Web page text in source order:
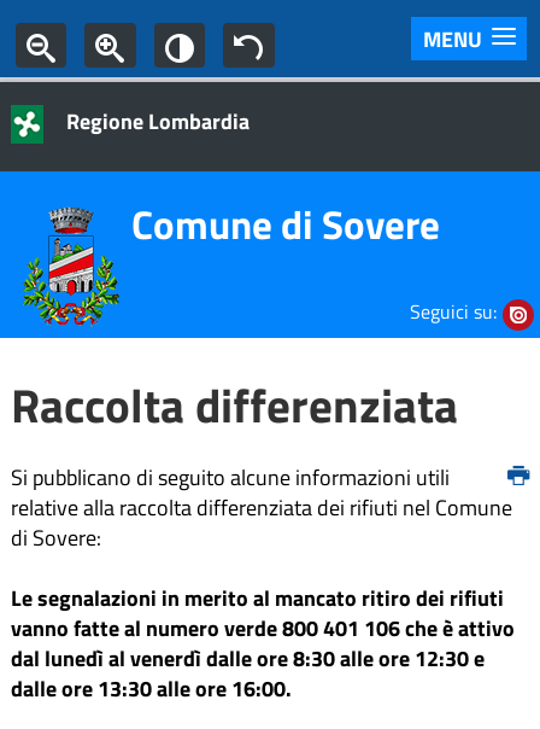
MENU
Regione Lombardia
Comune di Sovere
Seguici su:
Raccolta differenziata
Si pubblicano di seguito alcune informazioni utili
relative alla raccolta differenziata dei rifiuti nel Comune
di Sovere:
Le segnalazioni in merito al mancato ritiro dei rifiuti
vanno fatte al numero verde 800 401 106 che è attivo
dal lunedì al venerdì dalle ore 8:30 alle ore 12:30 e
dalle ore 13:30 alle ore 16:00.